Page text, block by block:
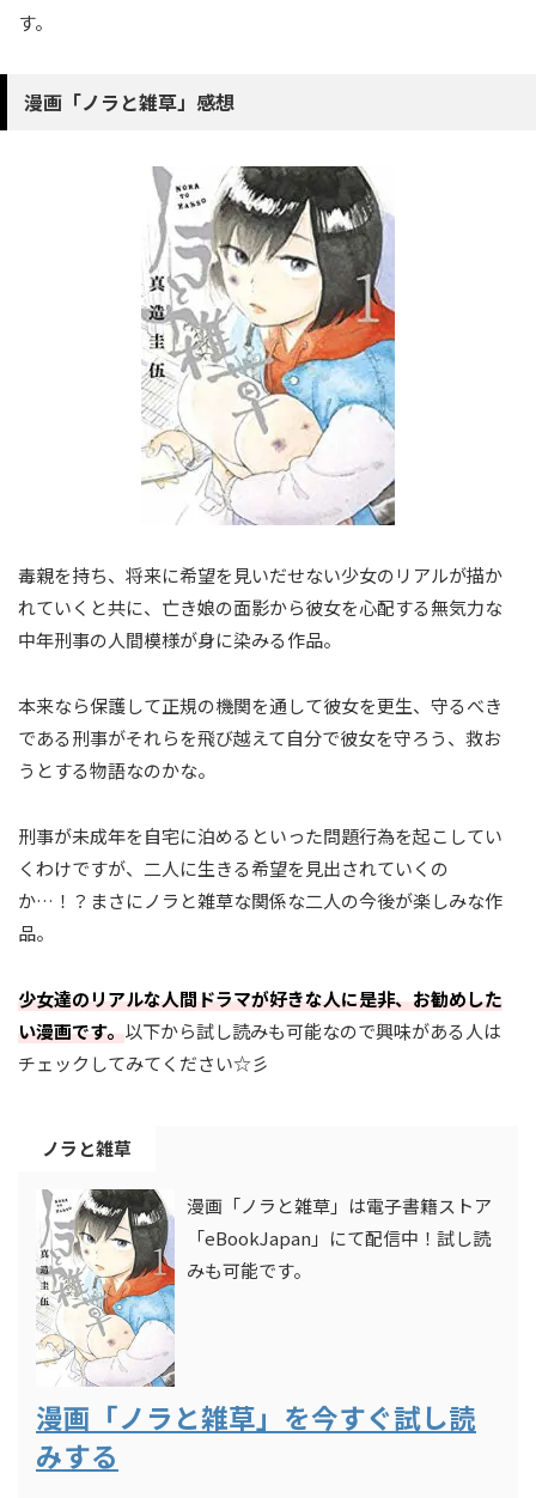
す。
漫画「ノラと雑草」感想
毒親を持ち、将来に希望を見いだせない少女のリアルが描か
れていくと共に、亡き娘の面影から彼女を心配する無気力な
中年刑事の人間模様が身に染みる作品。
本来なら保護して正規の機関を通して彼女を更生、守るべき
である刑事がそれらを飛び越えて自分で彼女を守ろう、救お
うとする物語なのかな。
刑事が未成年を自宅に泊めるといった問題行為を起こしてい
くわけですが、二人に生きる希望を見出されていくの
か…！？まさにノラと雑草な関係な二人の今後が楽しみな作
品。
少女達のリアルな人間ドラマが好きな人に是非、お勧めした
い漫画です。以下から試し読みも可能なので興味がある人は
チェックしてみてください☆彡
ノラと雑草
漫画「ノラと雑草」は電子書籍ストア
「eBookJapan」にて配信中！試し読
みも可能です。
漫画「ノラと雑草」を今すぐ試し読
みする